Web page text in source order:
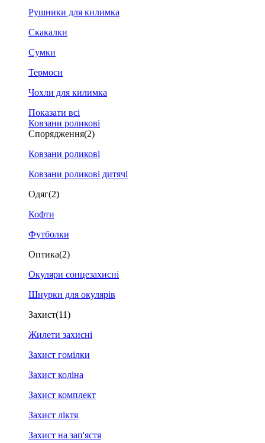
Рушники для килимка
Скакалки
Сумки
Термоси
Чохли для килимка
Показати всі
Ковзани роликові
Спорядження(2)
Ковзани роликові
Ковзани роликові дитячі
Одяг(2)
Кофти
Футболки
Оптика(2)
Окуляри сонцезахисні
Шнурки для окулярів
Захист(11)
Жилети захисні
Захист гомілки
Захист коліна
Захист комплект
Захист ліктя
Захист на зап'ястя